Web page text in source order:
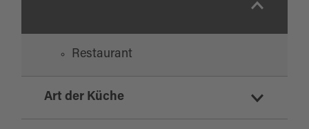
Restaurant
Art der Küche